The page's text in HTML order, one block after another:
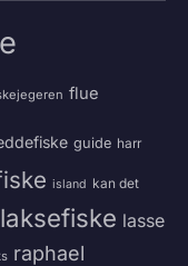
flue
guide harr
island kan det
laksefiske lasse
raphael